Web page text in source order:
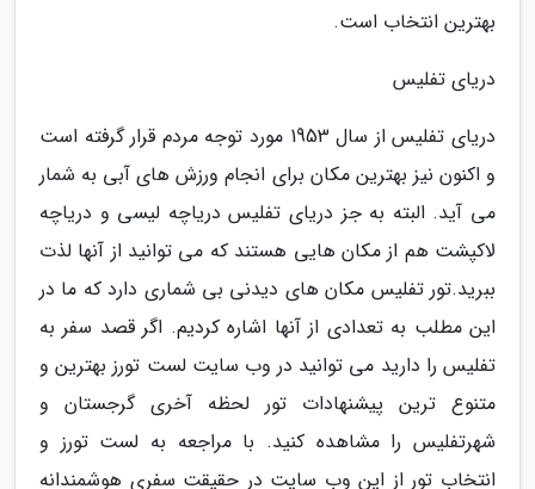
بهترین انتخاب است.
دریای تفلیس
دریای تفلیس از سال 1953 مورد توجه مردم قرار گرفته است
و اکنون نیز بهترین مکان برای انجام ورزش های آبی به شمار
می آید. البته به جز دریای تفلیس دریاچه لیسی و دریاچه
لاکپشت هم از مکان هایی هستند که می توانید از آنها لذت
ببرید.تور تفلیس مکان های دیدنی بی شماری دارد که ما در
این مطلب به تعدادی از آنها اشاره کردیم. اگر قصد سفر به
تفلیس را دارید می توانید در وب سایت لست تورز بهترین و
متنوع ترین پیشنهادات تور لحظه آخری گرجستان و
شهرتفلیس را مشاهده کنید. با مراجعه به لست تورز و
انتخاب تور از این وب سایت در حقیقت سفری هوشمندانه